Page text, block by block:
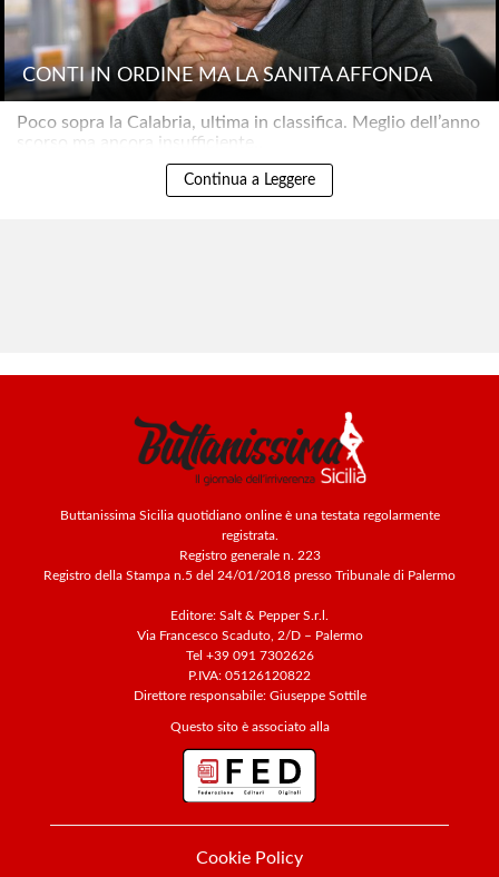
CONTI IN ORDINE MA LA SANITÀ AFFONDA
Poco sopra la Calabria, ultima in classifica. Meglio dell’anno
scorso ma ancora insufficiente..
Continua a Leggere
Buttanissima Sicilia quotidiano online è una testata regolarmente
registrata.
Registro generale n. 223
Registro della Stampa n.5 del 24/01/2018 presso Tribunale di Palermo
Editore: Salt & Pepper S.r.l.
Via Francesco Scaduto, 2/D – Palermo
Tel +39 091 7302626
P.IVA: 05126120822
Direttore responsabile: Giuseppe Sottile
Questo sito è associato alla
Cookie Policy